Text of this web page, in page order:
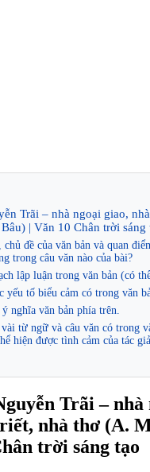
Trãi – nhà ngoại giao,
| Văn 10 Chân trời sáng
chủ đề của văn bản và quan
trong câu văn nào của bài?
lập luận trong văn bản (có
yếu tố biểu cảm có trong văn
nghĩa văn bản phía trên.
từ ngữ và câu văn có trong
hiện được tình cảm của tác
Trãi – nhà
nhà thơ (A.
trời sáng tạo